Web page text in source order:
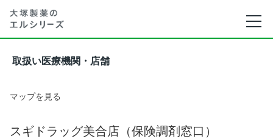
取扱い医療機関・店舗
マップを見る
スギドラッグ美合店（保険調剤窓口）